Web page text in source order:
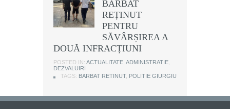
BĂRBAT
REȚINUT
PENTRU
SĂVÂRȘIREA A
DOUĂ INFRACȚIUNI
POSTED IN: ACTUALITATE ADMINISTRATIE
DEZVALUIRI
TAGS: BARBAT RETINUT, POLITIE GIURGIU